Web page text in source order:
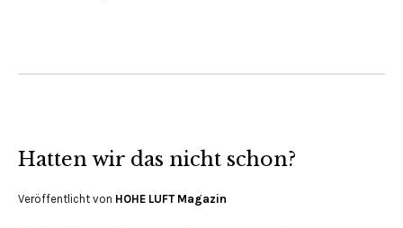
Hatten wir das nicht schon?
Veröffentlicht von HOHE LUFT Magazin